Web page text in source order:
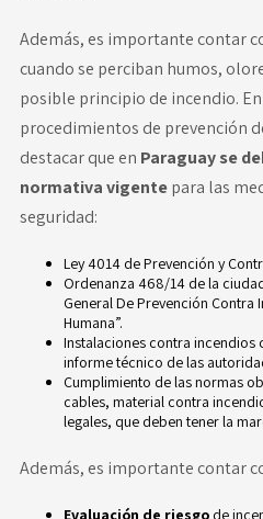
Además, es importante contar
cuando se perciban humos,
posible principio de incendio.
procedimientos de prevención
destacar que en Paraguay se
normativa vigentepara las
seguridad:
Ley 4014 de Prevención y
Ordenanza 468/14 de la
General De Prevención Contra
Humana”.
Instalaciones contra
informe técnico de las
Cumplimiento de las normas
cables, material contra
legales, que deben tener la
Además, es importante contar
Evaluación de riesgo de